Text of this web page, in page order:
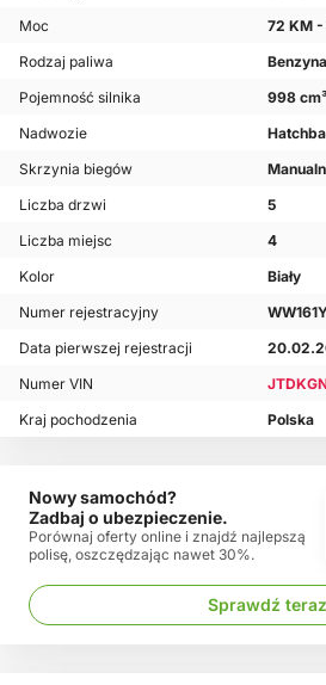
Moc
72 KM
Rodzaj paliwa
Benzyna
Pojemność silnika
998 cm³
Nadwozie
Skrzynia biegów
Liczba drzwi
5
Liczba miejsc
4
Kolor
Biały
Numer rejestracyjny
Data pierwszej rejestracji
Numer VIN
Kraj pochodzenia
Polska
Nowy samochód?
Zadbaj o ubezpieczenie.
Porównaj oferty online i znajdź najlepszą
polisę, oszczędzając nawet 30%.
Sprawdź teraz